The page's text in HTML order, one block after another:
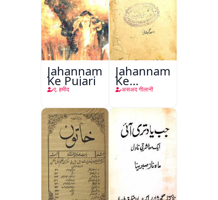
Jahannam
Ke Pujari
ए. हमीद
Jahannam
Ke
Darwazon
असअद गीलानी